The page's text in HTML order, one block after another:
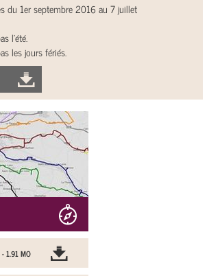
du 1er septembre 2016 au 7 juillet
l'été.
les jours fériés.
1.91 MO